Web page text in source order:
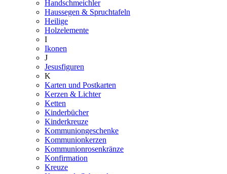
Handschmeichler
Haussegen & Spruchtafeln
Heilige
Holzelemente
I
Ikonen
J
Jesusfiguren
K
Karten und Postkarten
Kerzen & Lichter
Ketten
Kinderbücher
Kinderkreuze
Kommuniongeschenke
Kommunionkerzen
Kommunionrosenkränze
Konfirmation
Kreuze